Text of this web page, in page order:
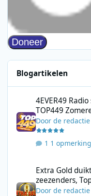
Blogartikelen
4EVER49
TOP449
Doorde redactie
1
Extra Gold
zeezenders,
Doorde redactie